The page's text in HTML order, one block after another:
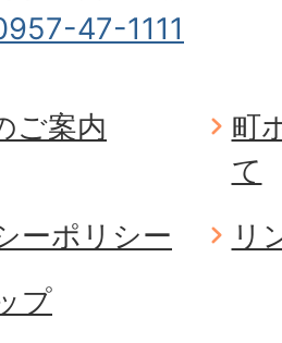
47-1111
ご案内
町
て
ーポリシー
リ
プ